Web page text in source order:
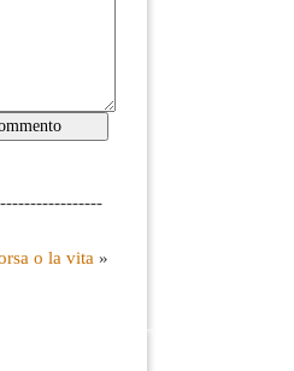
o la vita »